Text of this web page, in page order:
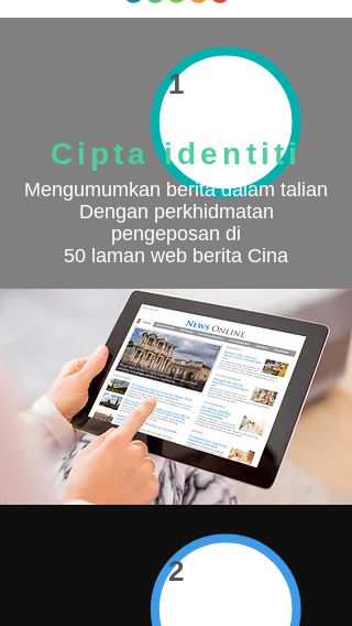
1
Cipta identiti
Mengumumkan berita dalam talian
Dengan perkhidmatan
pengeposan di
50 laman web berita Cina
2